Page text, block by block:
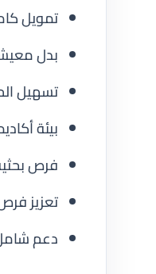
تمويل
بدل معيشة شهري يصل
تسهيل
بيئة
فرص
تعزيز
دعم